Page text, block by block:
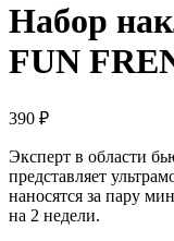
Набор
FUN
390 ₽
Эксперт в области
представляет
наносятся за пару
на 2 недели.